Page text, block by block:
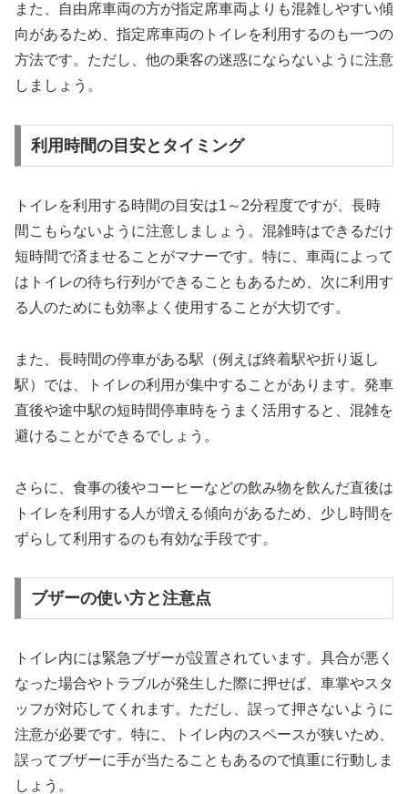
また、自由席車両の方が指定席車両よりも混雑しやすい傾
向があるため、指定席車両のトイレを利用するのも一つの
方法です。ただし、他の乗客の迷惑にならないように注意
しましょう。
利用時間の目安とタイミング
トイレを利用する時間の目安は1～2分程度ですが、長時
間こもらないように注意しましょう。混雑時はできるだけ
短時間で済ませることがマナーです。特に、車両によって
はトイレの待ち行列ができることもあるため、次に利用す
る人のためにも効率よく使用することが大切です。
また、長時間の停車がある駅（例えば終着駅や折り返し
駅）では、トイレの利用が集中することがあります。発車
直後や途中駅の短時間停車時をうまく活用すると、混雑を
避けることができるでしょう。
さらに、食事の後やコーヒーなどの飲み物を飲んだ直後は
トイレを利用する人が増える傾向があるため、少し時間を
ずらして利用するのも有効な手段です。
ブザーの使い方と注意点
トイレ内には緊急ブザーが設置されています。具合が悪く
なった場合やトラブルが発生した際に押せば、車掌やスタ
ッフが対応してくれます。ただし、誤って押さないように
注意が必要です。特に、トイレ内のスペースが狭いため、
誤ってブザーに手が当たることもあるので慎重に行動しま
しょう。